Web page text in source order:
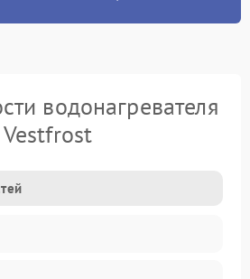
водонагревателя
Vestfrost